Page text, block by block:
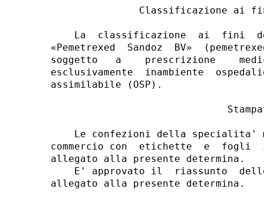
Classificazione ai
La  classificazione  ai  fini
«Pemetrexed  Sandoz  BV»
soggetto   a    prescrizione
esclusivamente  inambiente
assimilabile (OSP).
Le confezioni della specialita'
commercio con  etichette  e
allegato alla presente determina.
E' approvato il  riassunto
allegato alla presente determina.